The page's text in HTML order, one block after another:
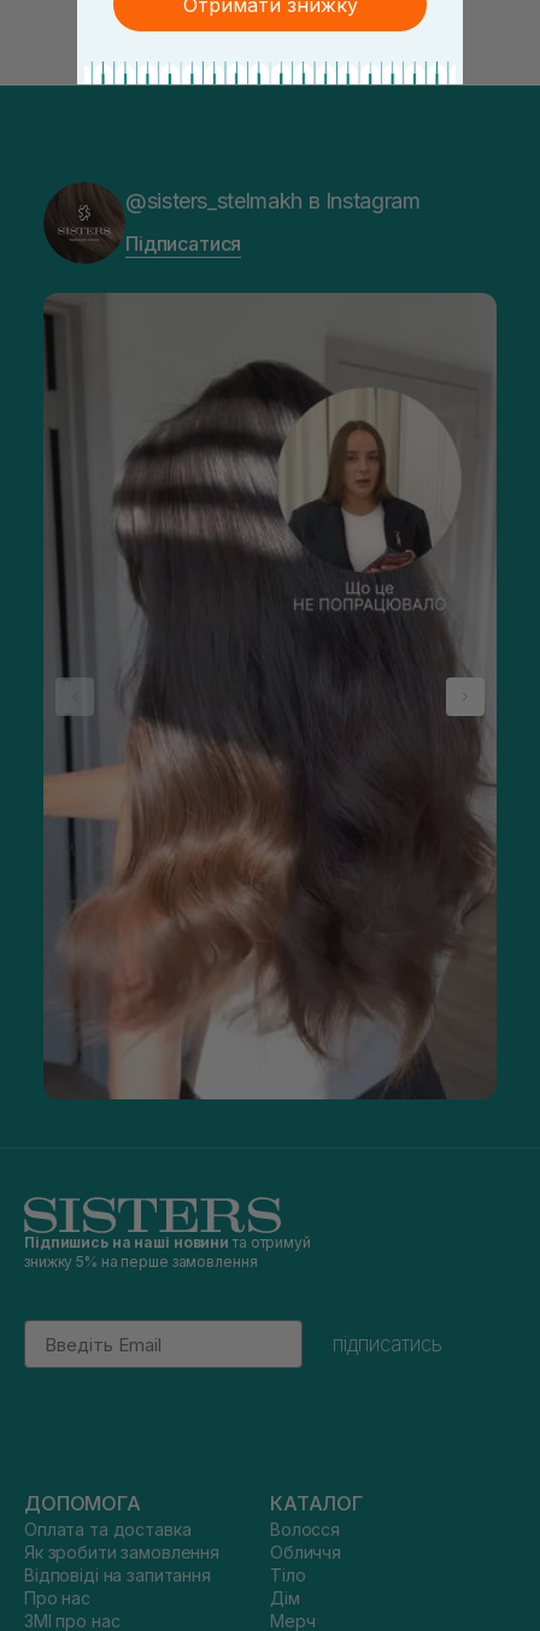
@sisters_stelmakh в Instagram
Підписатися
Підпишись на наші новини та отримуй
знижку 5% на перше замовлення
Email
підписатись
ДОПОМОГА
Оплата та доставка
Як зробити замовлення
Відповіді на запитання
Про нас
ЗМІ про нас
КАТАЛОГ
Волосся
Обличчя
Тіло
Дім
Мерч